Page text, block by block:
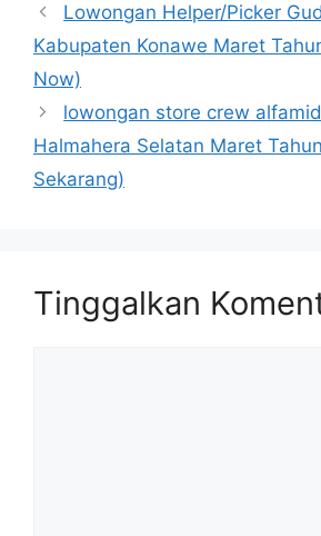
Lowongan Helper/Picker
Kabupaten Konawe Maret
Now)
lowongan store crew
Halmahera Selatan Maret
Sekarang)
Tinggalkan